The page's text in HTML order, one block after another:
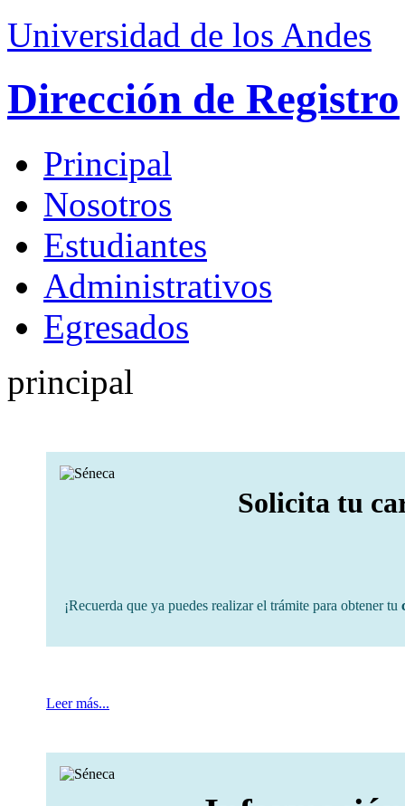
Universidad de los Andes
Dirección de Registro
Principal
Nosotros
Estudiantes
Administrativos
Egresados
principal
Solicita tu
¡Recuerda que ya puedes realizar el trámite para obtener tu
Leer más...